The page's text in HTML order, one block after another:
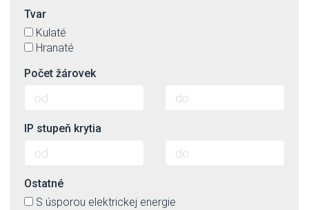
Tvar
Kulaté
Hranaté
Počet žárovek
IP stupeň krytia
Ostatné
S úsporou elektrickej energie